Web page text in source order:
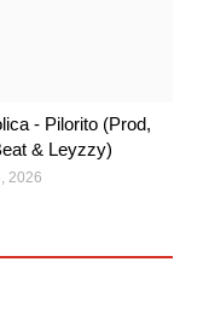
- Pilorito (Prod,
& Leyzzy)
2026